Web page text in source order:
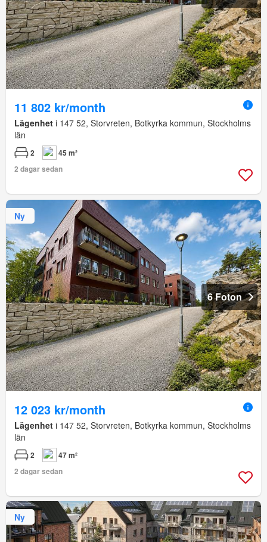
11 802 kr/month
Lägenhet i 147 52, Storvreten, Botkyrka kommun, Stockholms
län
2
45 m²
2 dagar sedan
Ny
6 Foton
12 023 kr/month
Lägenhet i 147 52, Storvreten, Botkyrka kommun, Stockholms
län
2
47 m²
2 dagar sedan
Ny